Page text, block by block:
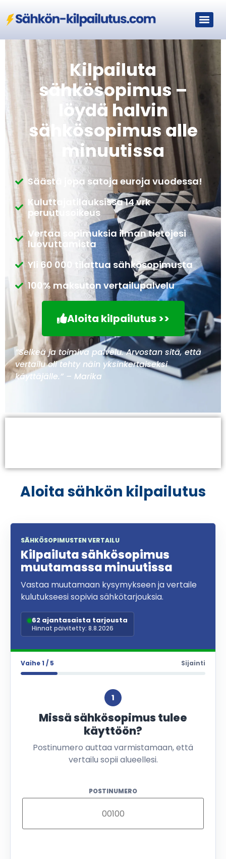
Kilpailuta
sähkösopimus –
löydä halvin
sähkösopimus alle
minuutissa
Säästä jopa satoja euroja vuodessa!
Kuluttajatilauksissa 14 vrk
peruutusoikeus
Vertaa sopimuksia ilman tietojesi
luovuttamista
Yli 60 000 tilattua sähkösopimusta
100% maksuton vertailupalvelu
Aloita kilpailutus >>
”Selkeä ja toimiva palvelu. Arvostan sitä, että
vertailu oli tehty näin yksinkertaiseksi
käyttäjälle.” – Marika
Aloita sähkön kilpailutus
SÄHKÖSOPIMUSTEN VERTAILU
Kilpailuta sähkösopimus
muutamassa minuutissa
Vastaa muutamaan kysymykseen ja vertaile
kulutukseesi sopivia sähkötarjouksia.
62 ajantasaista tarjousta
Hinnat päivitetty: 8.8.2026
Vaihe 1 / 5 Sijainti
1
Missä sähkösopimus tulee
käyttöön?
Postinumero auttaa varmistamaan, että
vertailu sopii alueellesi.
POSTINUMERO